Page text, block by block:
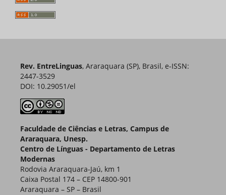
Rev. EntreLinguas, Araraquara (SP), Brasil, e-ISSN:
2447-3529
DOI: 10.29051/el
Faculdade de Ciências e Letras, Campus de
Araraquara, Unesp.
Centro de Línguas - Departamento de Letras
Modernas
Rodovia Araraquara-Jaú, km 1
Caixa Postal 174 – CEP 14800-901
Araraquara – SP – Brasil